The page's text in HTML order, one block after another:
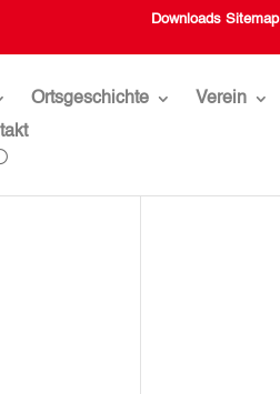
Downloads Sitemap
Ortsgeschichte
Verein